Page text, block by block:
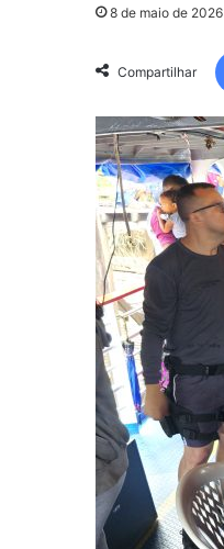
8 de maio de 2026
Compartilhar